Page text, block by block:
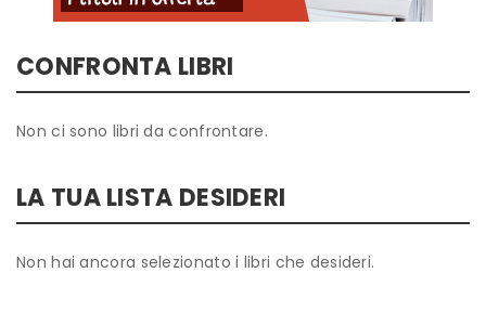
CONFRONTA LIBRI
Non ci sono libri da confrontare.
LA TUA LISTA DESIDERI
Non hai ancora selezionato i libri che desideri.